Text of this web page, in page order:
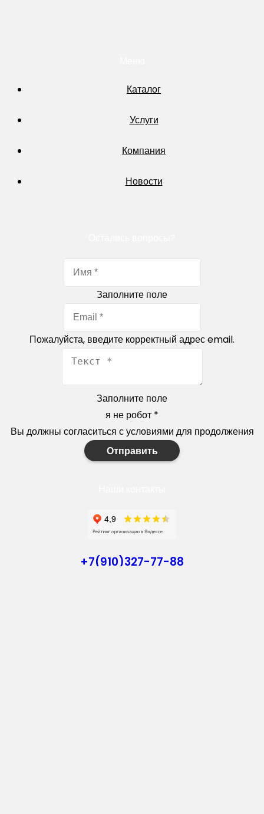
Каталог
Услуги
Компания
Новости
Заполните поле
Пожалуйста, введите корректный адрес email.
Заполните поле
я не робот *
Вы должны согласиться с условиями для продолжения
Отправить
+7(910)327-77-88